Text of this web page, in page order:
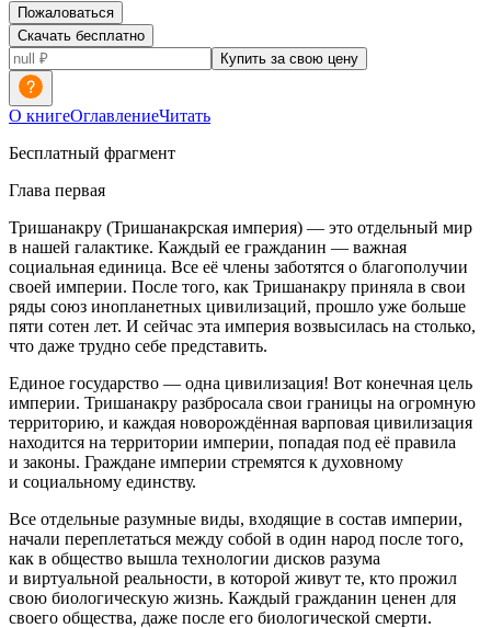
Пожаловаться
Скачать бесплатно
Купить за свою цену
О книгеОглавлениеЧитать
Бесплатный фрагмент
Глава первая
Тришанакру (Тришанакрская империя) — это отдельный мир
в нашей галактике. Каждый ее гражданин — важная
социальная единица. Все её члены заботятся о благополучии
своей империи. После того, как Тришанакру приняла в свои
ряды союз инопланетных цивилизаций, прошло уже больше
пяти сотен лет. И сейчас эта империя возвысилась на столько,
что даже трудно себе представить.
Единое государство — одна цивилизация! Вот конечная цель
империи. Тришанакру разбросала свои границы на огромную
территорию, и каждая новорождённая варповая цивилизация
находится на территории империи, попадая под её правила
и законы. Граждане империи стремятся к духовному
и социальному единству.
Все отдельные разумные виды, входящие в состав империи,
начали переплетаться между собой в один народ после того,
как в общество вышла технологии дисков разума
и виртуальной реальности, в которой живут те, кто прожил
свою биологическую жизнь. Каждый гражданин ценен для
своего общества, даже после его биологической смерти.